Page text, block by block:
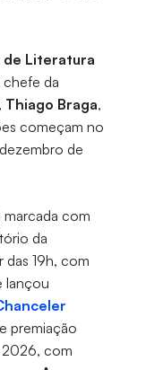
de Literatura
da
Thiago Braga,
começam no
de
marcada com
da
das 19h, com
lançou
premiação
2026, com